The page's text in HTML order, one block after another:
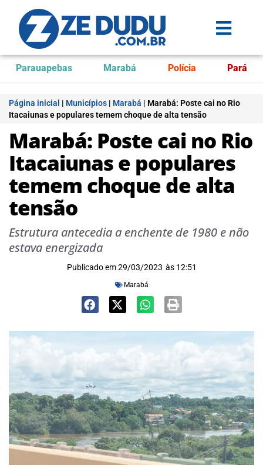
Parauapebas Marabá Polícia Pará
Página inicial | Municípios | Marabá | Marabá: Poste cai no Rio
Itacaiunas e populares temem choque de alta tensão
Marabá: Poste cai no Rio
Itacaiunas e populares
temem choque de alta
tensão
Estrutura antecedia a enchente de 1980 e não
estava energizada
Publicado em 29/03/2023 às 12:51
Marabá